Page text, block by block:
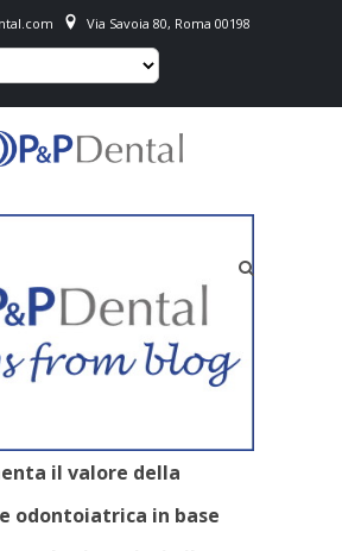
Via Savoia 80, Roma 00198
il valore della
odontoiatrica in base